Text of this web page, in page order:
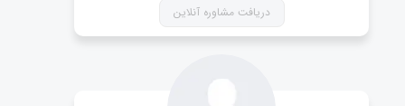
دریافت مشاوره آنلاین